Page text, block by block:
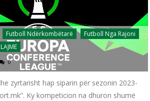
Futboll Ndërkombëtarë
Futboll Nga Rajoni
0
zyrtarisht hap siparin për sezonin 2023-
Ky kompeticion na dhuron shumë